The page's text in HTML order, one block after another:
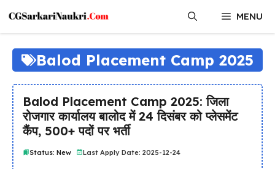
content
MENU
Balod Placement Camp 2025
Balod Placement Camp 2025: जिला
रोजगार कार्यालय बालोद में 24 दिसंबर को प्लेसमेंट
कैंप, 500+ पदों पर भर्ती
Status: New Last Apply Date: 2025-12-24